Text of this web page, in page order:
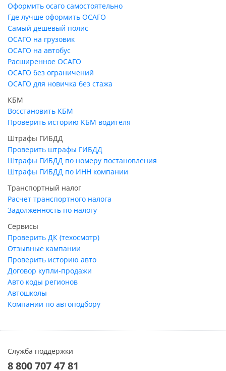
Оформить осаго самостоятельно
Где лучше оформить ОСАГО
Самый дешевый полис
ОСАГО на грузовик
ОСАГО на автобус
Расширенное ОСАГО
ОСАГО без ограничений
ОСАГО для новичка без стажа
КБМ
Восстановить КБМ
Проверить историю КБМ водителя
Штрафы ГИБДД
Проверить штрафы ГИБДД
Штрафы ГИБДД по номеру постановления
Штрафы ГИБДД по ИНН компании
Транспортный налог
Расчет транспортного налога
Задолженность по налогу
Сервисы
Проверить ДК (техосмотр)
Отзывные кампании
Проверить историю авто
Договор купли-продажи
Авто коды регионов
Автошколы
Компании по автоподбору
Служба поддержки
8 800 707 47 81